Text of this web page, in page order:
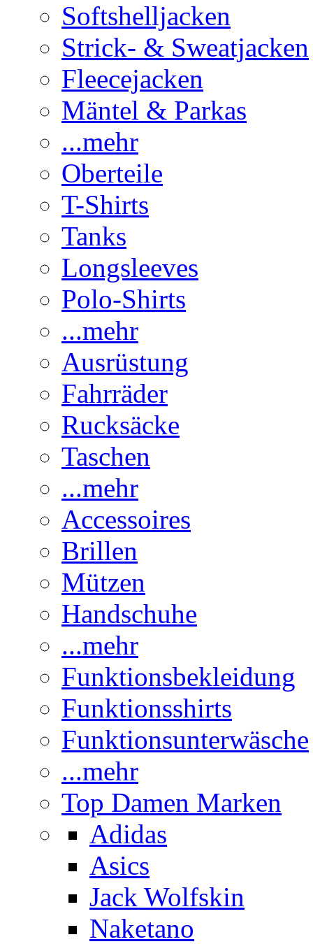
Softshelljacken
Strick- & Sweatjacken
Fleecejacken
Mäntel & Parkas
...mehr
Oberteile
T-Shirts
Tanks
Longsleeves
Polo-Shirts
...mehr
Ausrüstung
Fahrräder
Rucksäcke
Taschen
...mehr
Accessoires
Brillen
Mützen
Handschuhe
...mehr
Funktionsbekleidung
Funktionsshirts
Funktionsunterwäsche
...mehr
Top Damen Marken
Adidas
Asics
Jack Wolfskin
Naketano